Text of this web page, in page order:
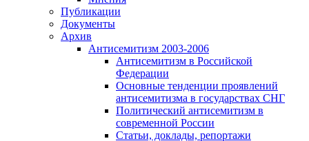
Публикации
Документы
Архив
Антисемитизм 2003-2006
Антисемитизм в Российской
Федерации
Основные тенденции проявлений
антисемитизма в государствах СНГ
Политический антисемитизм в
современной России
Статьи, доклады, репортажи